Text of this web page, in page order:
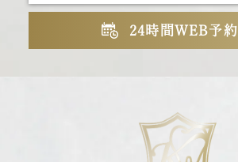
24時間WEB予約